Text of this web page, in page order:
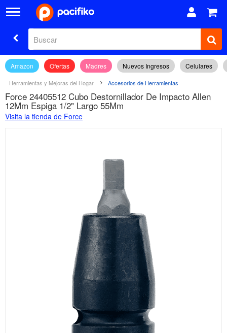
Amazon Ofertas Madres Nuevos Ingresos Celulares
Herramientas y Mejoras del Hogar Accesorios de Herramientas
Force 24405512 Cubo Destornillador De Impacto Allen
12Mm Espiga 1/2" Largo 55Mm
Visita la tienda de Force